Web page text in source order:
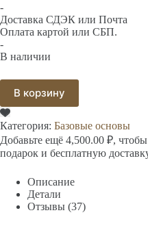
-
Доставка СДЭК или Почта
Оплата картой или СБП.
-
В наличии
В корзину
Категория: Базовые основы
Добавьте ещё 4,500.00 ₽,
подарок и бесплатную
Описание
Детали
Отзывы (37)